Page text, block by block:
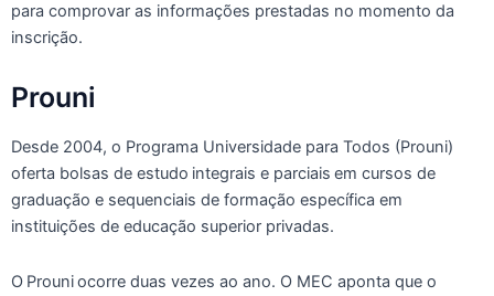
para comprovar as informações prestadas no momento da
inscrição.
Prouni
Desde 2004, o Programa Universidade para Todos (Prouni)
oferta bolsas de estudo integrais e parciais em cursos de
graduação e sequenciais de formação específica em
instituições de educação superior privadas.
O Prouni ocorre duas vezes ao ano. O MEC aponta que o